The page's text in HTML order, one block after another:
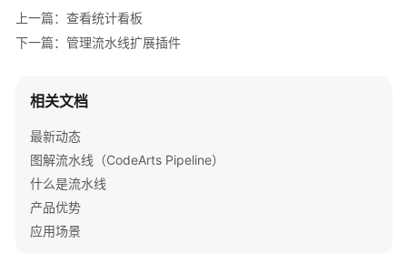
上一篇：查看统计看板
下一篇：管理流水线扩展插件
相关文档
最新动态
图解流水线（CodeArts Pipeline）
什么是流水线
产品优势
应用场景